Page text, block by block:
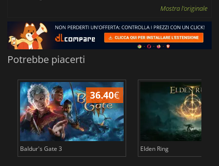
Mostra l'originale
Potrebbe piacerti
36.40€
Baldur's Gate 3 Elden Ring